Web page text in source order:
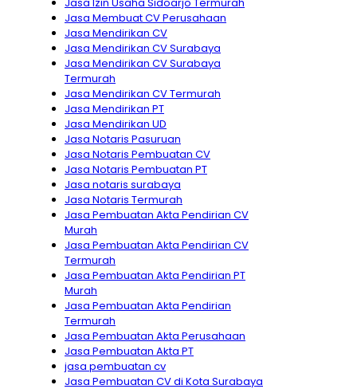
Jasa Membuat CV Perusahaan
Jasa Mendirikan CV
Jasa Mendirikan CV Surabaya
Jasa Mendirikan CV Surabaya
Termurah
Jasa Mendirikan CV Termurah
Jasa Mendirikan PT
Jasa Mendirikan UD
Jasa Notaris Pasuruan
Jasa Notaris Pembuatan CV
Jasa Notaris Pembuatan PT
Jasa notaris surabaya
Jasa Notaris Termurah
Jasa Pembuatan Akta Pendirian CV
Murah
Jasa Pembuatan Akta Pendirian CV
Termurah
Jasa Pembuatan Akta Pendirian PT
Murah
Jasa Pembuatan Akta Pendirian
Termurah
Jasa Pembuatan Akta Perusahaan
Jasa Pembuatan Akta PT
jasa pembuatan cv
Jasa Pembuatan CV di Kota Surabaya